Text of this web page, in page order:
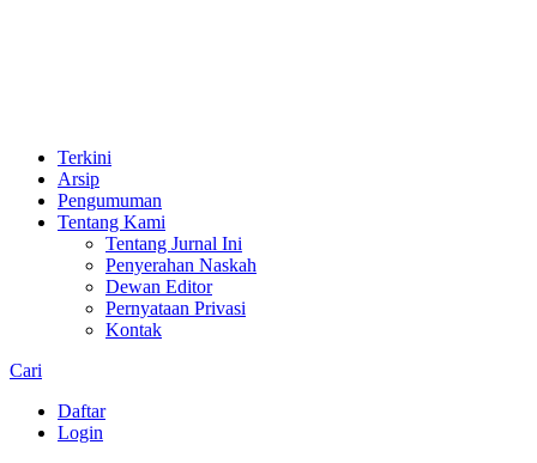
Terkini
Arsip
Pengumuman
Tentang Kami
Tentang Jurnal Ini
Penyerahan Naskah
Dewan Editor
Pernyataan Privasi
Kontak
Cari
Daftar
Login